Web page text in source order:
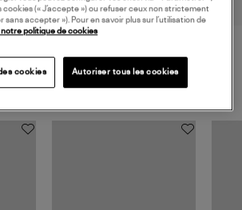
VUS
cookies (« J’accepte ») ou refuser ceux non strictement
sans accepter »). Pour en savoir plus sur l’utilisation de
politique de cookies
cookies Autoriser tous les cookies